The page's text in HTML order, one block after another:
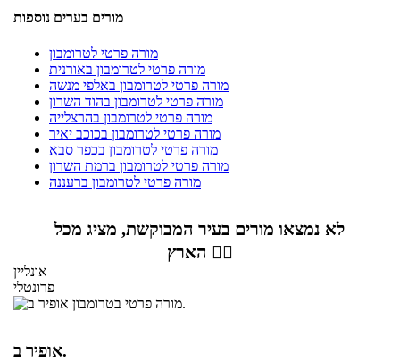
מורים בערים נוספות
מורה פרטי לטרומבון
מורה פרטי לטרומבון באורנית
מורה פרטי לטרומבון באלפי מנשה
מורה פרטי לטרומבון בהוד השרון
מורה פרטי לטרומבון בהרצלייה
מורה פרטי לטרומבון בכוכב יאיר
מורה פרטי לטרומבון בכפר סבא
מורה פרטי לטרומבון ברמת השרון
מורה פרטי לטרומבון ברעננה
לא נמצאו מורים בעיר המבוקשת, מציג מכל
הארץ 👇🏼
אונליין
פרונטלי
אופיר ב.